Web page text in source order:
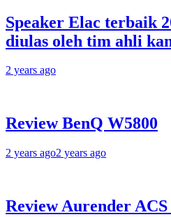
Speaker Elac terbaik
diulas oleh tim ahli
2 years ago
Review BenQ W5800
2 years ago2 years ago
Review Aurender ACS